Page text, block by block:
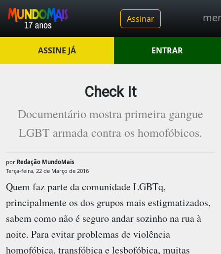
Assinar
ASSINE JÁ ENTRAR
Check It
Documentário mostra primeira gangue
LGBT armada contra os homofóbicos.
por Redação MundoMais
Terça-feira, 22 de Março de 2016
Quem faz parte da comunidade LGBTq,
principalmente os dos grupos mais estigmatizados,
sabem como não é seguro andar sozinho na rua à
noite. Para evitar problemas de violência
homofóbica, transfóbica e lesbofóbica, muitas